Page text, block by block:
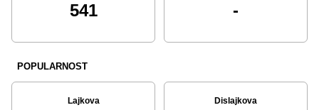
541 -
POPULARNOST
Lajkova Dislajkova